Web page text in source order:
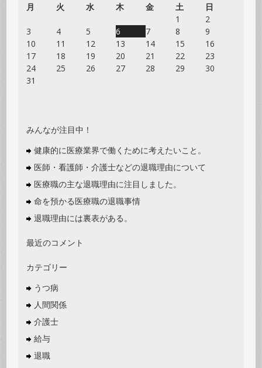
月
火 水 木 金 土
日
1
2
3
4 5 6 7 8
9
10
11 12 13 14 15
16
17
18 19 20 21 22
23
24
25 26 27 28 29
30
31
みんなが注目中！
健康的に医療業界で働くために考えたいこと。
医師・看護師・介護士などの退職理由について
医療職の主な退職理由に注目しました。
命を預かる医療職の退職事情
退職理由には裏表がある。
最近のコメント
カテゴリー
うつ病
人間関係
介護士
給与
退職